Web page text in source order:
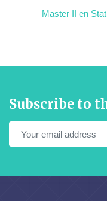
Master II en
Subscribe to